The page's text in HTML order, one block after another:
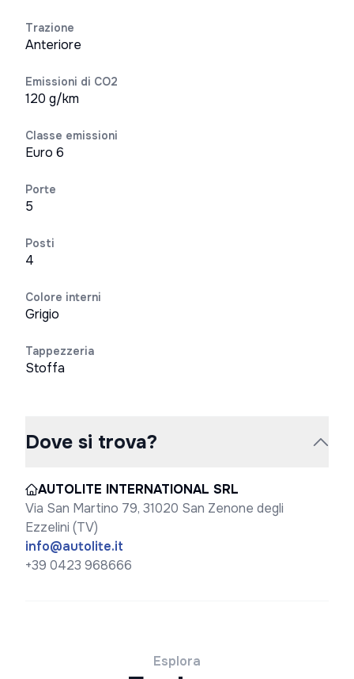
Trazione
Anteriore
Emissioni di CO2
120 g/km
Classe emissioni
Euro 6
Porte
5
Posti
4
Colore interni
Grigio
Tappezzeria
Stoffa
Dove si trova?
AUTOLITE INTERNATIONAL SRL
Via San Martino 79, 31020 San Zenone degli
Ezzelini (TV)
info@autolite.it
+39 0423 968666
Esplora